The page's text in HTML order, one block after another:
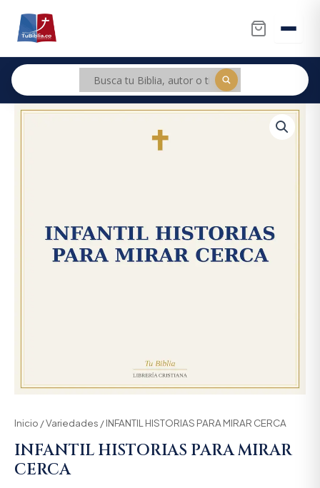
contenido
Inicio /Variedades / INFANTIL HISTORIAS PARA MIRAR CERCA
INFANTIL HISTORIAS PARA MIRAR
CERCA
INFANTIL